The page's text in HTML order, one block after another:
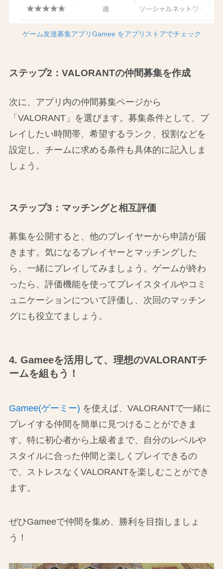
ゲーム友達募集アプリGamee をアプリストアでチェック
ステップ2：VALORANTの仲間募集を作成
次に、アプリ内の仲間募集ページから
「VALORANT」を選びます。募集条件として、プ
レイしたい時間帯、希望するランク、役割などを
設定し、チームに求める条件も具体的に記入しま
しょう。
ステップ3：マッチングと相互評価
募集を公開すると、他のプレイヤーから申請が届
きます。気になるプレイヤーとマッチングした
ら、一緒にプレイしてみましょう。ゲームが終わ
ったら、評価機能を使ってプレイスタイルやコミ
ュニケーションについて評価し、次回のマッチン
グにも役立てましょう。
4. Gameeを活用して、理想のVALORANTチ
ームを組もう！
Gamee(ゲーミー) を使えば、VALORANTで一緒に
プレイする仲間を簡単に見つけることができま
す。特に初心者から上級者まで、自分のレベルや
スタイルに合った仲間と楽しくプレイできるの
で、ストレスなくVALORANTを楽しむことができ
ます。
ぜひGameeで仲間を集め、勝利を目指しましょ
う！